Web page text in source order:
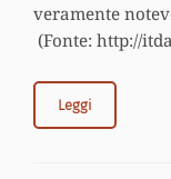
veramente
(Fonte: http://
Leggi